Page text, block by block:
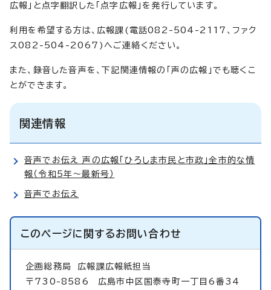
広報」と点字翻訳した「点字広報」を発行しています。
利用を希望する方は、広報課(電話082-504-2117、ファク
ス082-504-2067)へご連絡ください。
また、録音した音声を、下記関連情報の「声の広報」でも聴くこ
とができます。
関連情報
音声でお伝え 声の広報「ひろしま市民と市政」全市的な情
報（令和5年～最新号）
音声でお伝え
このページに関するお問い合わせ
企画総務局 広報課広報紙担当
〒730-8586 広島市中区国泰寺町一丁目6番34